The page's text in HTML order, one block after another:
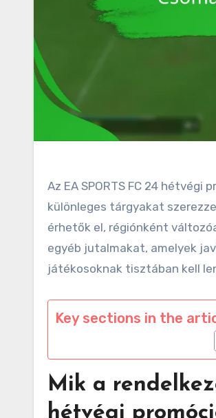
Az EA SPORTS FC 24
különleges tárgyakat
érhetők el, régiónként
egyéb jutalmakat, amelyek
játékosoknak tisztában kell
Key sections in the
Mik a
hétvégi